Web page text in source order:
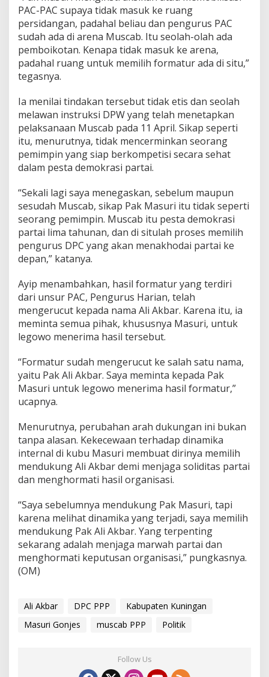
PAC-PAC supaya tidak masuk ke ruang
persidangan, padahal beliau dan pengurus PAC
sudah ada di arena Muscab. Itu seolah-olah ada
pemboikotan. Kenapa tidak masuk ke arena,
padahal ruang untuk memilih formatur ada di situ,”
tegasnya.
Ia menilai tindakan tersebut tidak etis dan seolah
melawan instruksi DPW yang telah menetapkan
pelaksanaan Muscab pada 11 April. Sikap seperti
itu, menurutnya, tidak mencerminkan seorang
pemimpin yang siap berkompetisi secara sehat
dalam pesta demokrasi partai.
“Sekali lagi saya menegaskan, sebelum maupun
sesudah Muscab, sikap Pak Masuri itu tidak seperti
seorang pemimpin. Muscab itu pesta demokrasi
partai lima tahunan, dan di situlah proses memilih
pengurus DPC yang akan menakhodai partai ke
depan,” katanya.
Ayip menambahkan, hasil formatur yang terdiri
dari unsur PAC, Pengurus Harian, telah
mengerucut kepada nama Ali Akbar. Karena itu, ia
meminta semua pihak, khususnya Masuri, untuk
legowo menerima hasil tersebut.
“Formatur sudah mengerucut ke salah satu nama,
yaitu Pak Ali Akbar. Saya meminta kepada Pak
Masuri untuk legowo menerima hasil formatur,”
ucapnya.
Menurutnya, perubahan arah dukungan ini bukan
tanpa alasan. Kekecewaan terhadap dinamika
internal di kubu Masuri membuat dirinya memilih
mendukung Ali Akbar demi menjaga soliditas partai
dan menghormati hasil organisasi.
“Saya sebelumnya mendukung Pak Masuri, tapi
karena melihat dinamika yang terjadi, saya memilih
mendukung Pak Ali Akbar. Yang terpenting
sekarang adalah menjaga marwah partai dan
menghormati keputusan organisasi,” pungkasnya.
(OM)
Ali Akbar DPC PPP
Kabupaten Kuningan
Masuri Gonjes
muscab PPP Politik
Follow Us